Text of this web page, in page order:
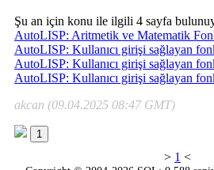
Şu an için konu ile ilgili 4 sayfa
AutoLISP: Aritmetik ve Matematik
AutoLISP: Kullanıcı girişi sağlayan
AutoLISP: Kullanıcı girişi sağlayan
AutoLISP: Kullanıcı girişi sağlayan
akcan (09.04.2025 08:47 GMT)
1
> 1 <